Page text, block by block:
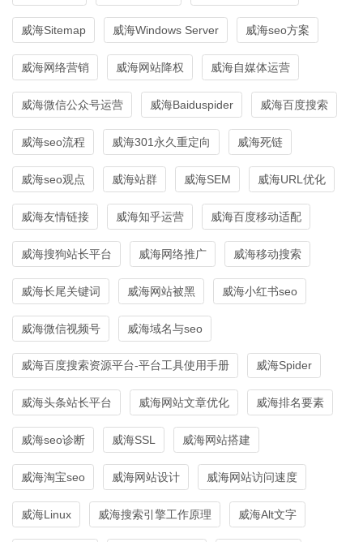
威海Sitemap 威海Windows Server 威海seo方案
威海网络营销 威海网站降权 威海自媒体运营
威海微信公众号运营 威海Baiduspider 威海百度搜索
威海seo流程 威海301永久重定向 威海死链
威海seo观点 威海站群 威海SEM 威海URL优化
威海友情链接 威海知乎运营 威海百度移动适配
威海搜狗站长平台 威海网络推广 威海移动搜索
威海长尾关键词 威海网站被黑 威海小红书seo
威海微信视频号 威海域名与seo
威海百度搜索资源平台-平台工具使用手册 威海Spider
威海头条站长平台 威海网站文章优化 威海排名要素
威海seo诊断 威海SSL 威海网站搭建
威海淘宝seo 威海网站设计 威海网站访问速度
威海Linux 威海搜索引擎工作原理 威海Alt文字